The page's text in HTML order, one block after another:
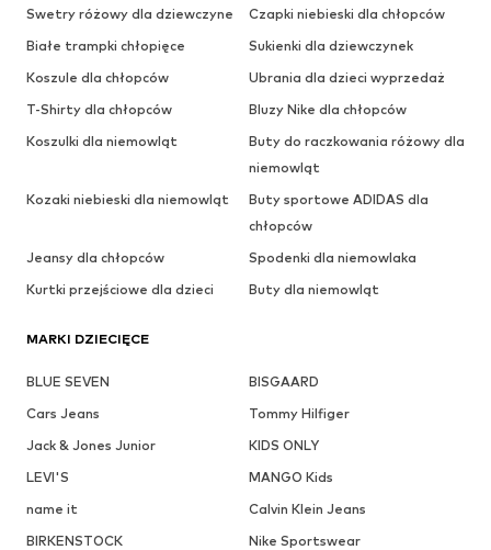
Swetry różowy dla dziewczyne
Czapki niebieski dla chłopców
Białe trampki chłopięce
Sukienki dla dziewczynek
Koszule dla chłopców
Ubrania dla dzieci wyprzedaż
T-Shirty dla chłopców
Bluzy Nike dla chłopców
Koszulki dla niemowląt
Buty do raczkowania różowy dla
niemowląt
Kozaki niebieski dla niemowląt
Buty sportowe ADIDAS dla
chłopców
Jeansy dla chłopców
Spodenki dla niemowlaka
Kurtki przejściowe dla dzieci
Buty dla niemowląt
MARKI DZIECIĘCE
BLUE SEVEN
BISGAARD
Cars Jeans
Tommy Hilfiger
Jack & Jones Junior
KIDS ONLY
LEVI'S
MANGO Kids
name it
Calvin Klein Jeans
BIRKENSTOCK
Nike Sportswear